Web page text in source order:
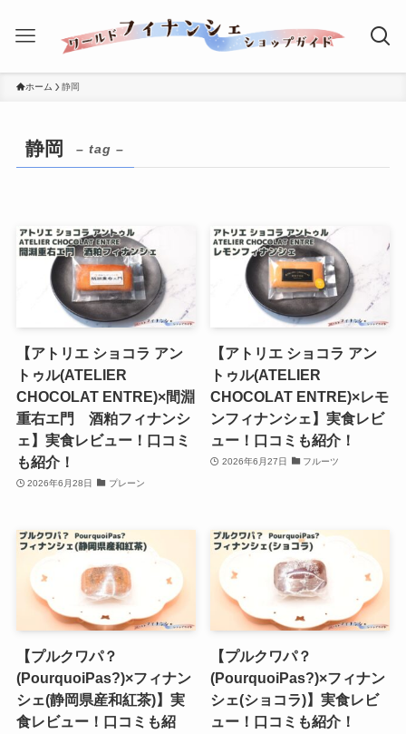
ホーム 静岡
静岡 – tag –
【アトリエ ショコラ アン
トゥル(ATELIER
CHOCOLAT ENTRE)×間淵
重右エ門 酒粕フィナンシ
ェ】実食レビュー！口コミ
も紹介！
2026年6月28日 プレーン
【アトリエ ショコラ アン
トゥル(ATELIER
CHOCOLAT ENTRE)×レモ
ンフィナンシェ】実食レビ
ュー！口コミも紹介！
2026年6月27日 フルーツ
【プルクワパ？
(PourquoiPas?)×フィナン
シェ(静岡県産和紅茶)】実
食レビュー！口コミも紹
【プルクワパ？
(PourquoiPas?)×フィナン
シェ(ショコラ)】実食レビ
ュー！口コミも紹介！